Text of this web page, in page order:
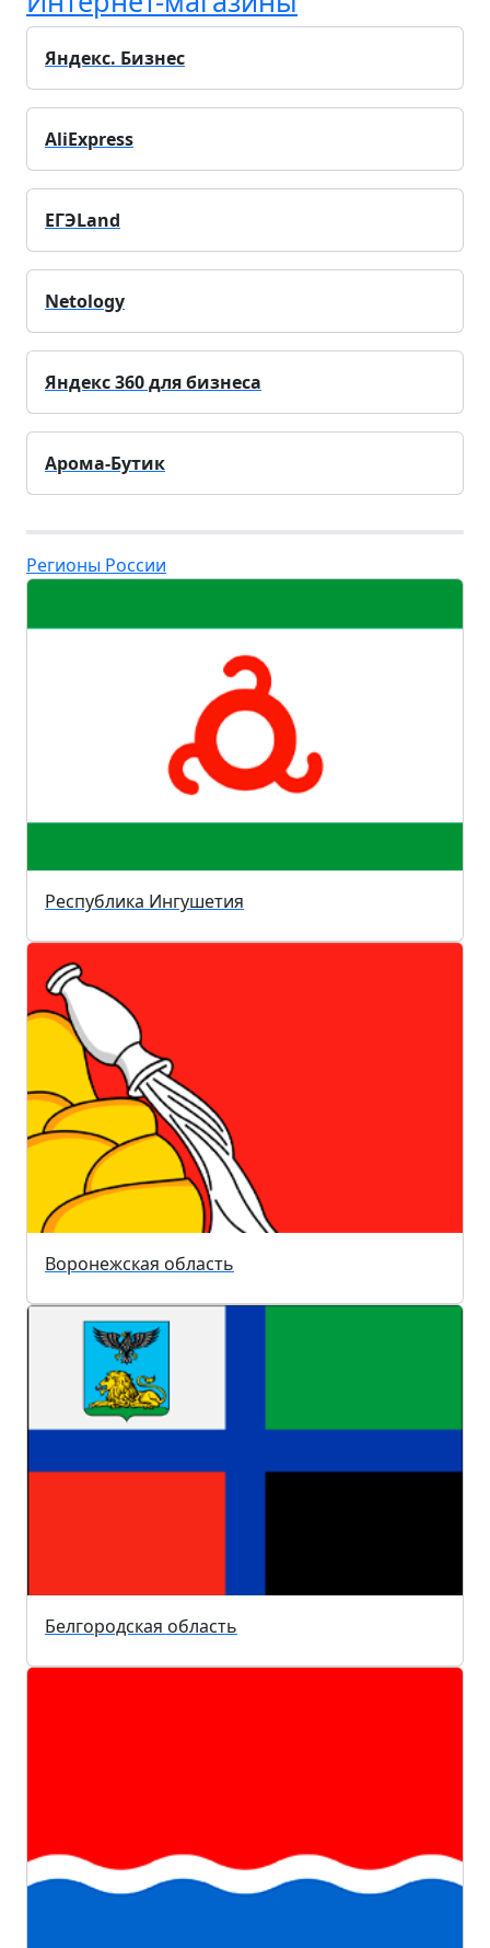
Яндекс. Бизнес
AliExpress
ЕГЭLand
Netology
Яндекс 360 для бизнеса
Арома-Бутик
Регионы России
Республика Ингушетия
Воронежская область
Белгородская область